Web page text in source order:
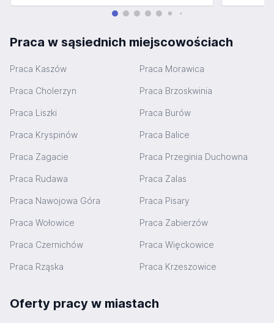
Praca w sąsiednich miejscowościach
Praca Kaszów Praca Morawica
Praca Cholerzyn Praca Brzoskwinia
Praca Liszki Praca Burów
Praca Kryspinów Praca Balice
Praca Zagacie Praca Przeginia Duchowna
Praca Rudawa Praca Zalas
Praca Nawojowa Góra Praca Pisary
Praca Wołowice Praca Zabierzów
Praca Czernichów Praca Więckowice
Praca Rząska Praca Krzeszowice
Oferty pracy w miastach